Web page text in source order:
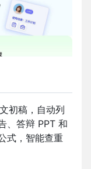
初稿，自动列
、答辩 PPT 和
式，智能查重